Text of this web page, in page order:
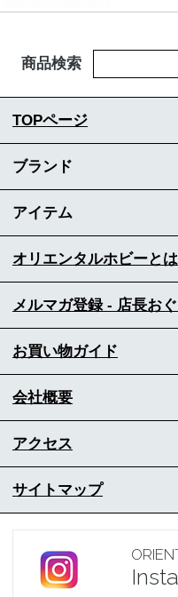
商品検索
TOPページ
ブランド
アイテム
オリエンタルホビーとは
メルマガ登録 - 店長お
お買い物ガイド
会社概要
アクセス
サイトマップ